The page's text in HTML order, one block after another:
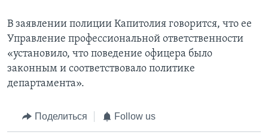
В заявлении полиции Капитолия говорится, что ее
Управление профессиональной ответственности
«установило, что поведение офицера было
законным и соответствовало политике
департамента».
Поделиться Follow us